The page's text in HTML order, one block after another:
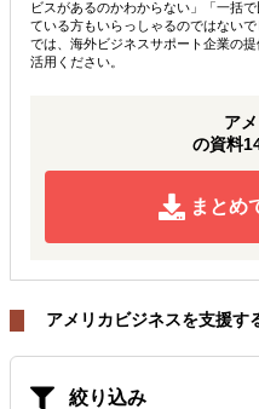
ビスがあるのかわからない」「一括
ている方もいらっしゃるのではない
では、海外ビジネスサポート企業の
活用ください。
ア
の資料
まとめ
アメリカビジネスを支援す
絞り込み